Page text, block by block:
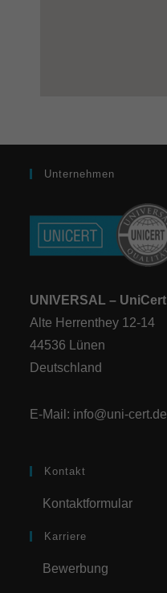
Unternehmen
UNIVERSAL – UniCert
Alte Herrenthey 12-14
44536 Lünen
Deutschland
E-Mail: info@uni-cert.de
Kontakt
Kontaktformular
Karriere
Bewerbung